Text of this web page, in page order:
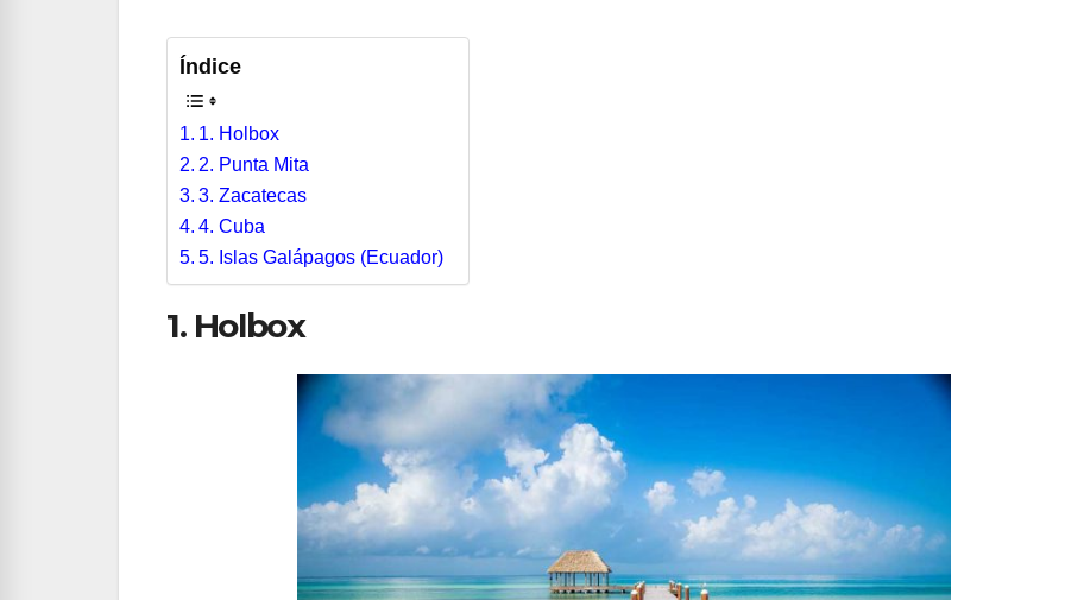
Índice
1. Holbox
2. Punta Mita
3. Zacatecas
4. Cuba
5. Islas Galápagos (Ecuador)
1. Holbox